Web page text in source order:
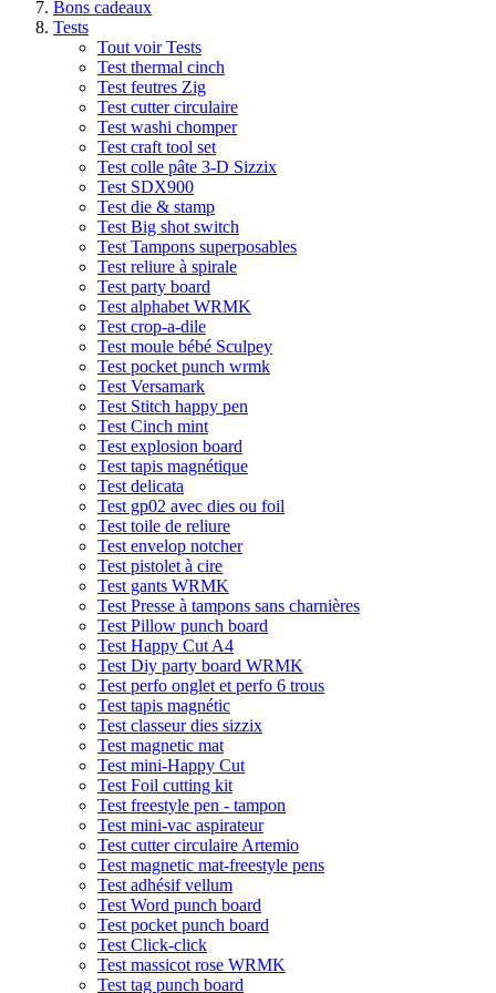
Bons cadeaux
Tests
Tout voir Tests
Test thermal cinch
Test feutres Zig
Test cutter circulaire
Test washi chomper
Test craft tool set
Test colle pâte 3-D Sizzix
Test SDX900
Test die & stamp
Test Big shot switch
Test Tampons superposables
Test reliure à spirale
Test party board
Test alphabet WRMK
Test crop-a-dile
Test moule bébé Sculpey
Test pocket punch wrmk
Test Versamark
Test Stitch happy pen
Test Cinch mint
Test explosion board
Test tapis magnétique
Test delicata
Test gp02 avec dies ou foil
Test toile de reliure
Test envelop notcher
Test pistolet à cire
Test gants WRMK
Test Presse à tampons sans charnières
Test Pillow punch board
Test Happy Cut A4
Test Diy party board WRMK
Test perfo onglet et perfo 6 trous
Test tapis magnétic
Test classeur dies sizzix
Test magnetic mat
Test mini-Happy Cut
Test Foil cutting kit
Test freestyle pen - tampon
Test mini-vac aspirateur
Test cutter circulaire Artemio
Test magnetic mat-freestyle pens
Test adhésif vellum
Test Word punch board
Test pocket punch board
Test Click-click
Test massicot rose WRMK
Test tag punch board